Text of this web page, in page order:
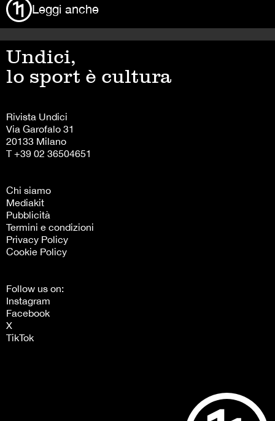
Leggi anche
Undici,
lo sport è cultura
Rivista Undici
Via Garofalo 31
20133 Milano
T +39 02 36504651
Chi siamo
Mediakit
Pubblicità
Termini e condizioni
Privacy Policy
Cookie Policy
Follow us on:
Instagram
Facebook
X
TikTok